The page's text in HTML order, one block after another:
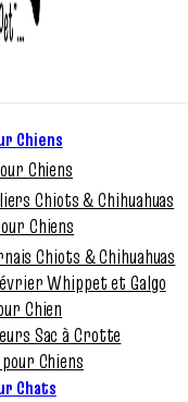
Chiens
Chiens
Chiots & Chihuahuas
Chiens
Chiots & Chihuahuas
Whippet et Galgo
Chien
Sac à Crotte
Chiens
Chats